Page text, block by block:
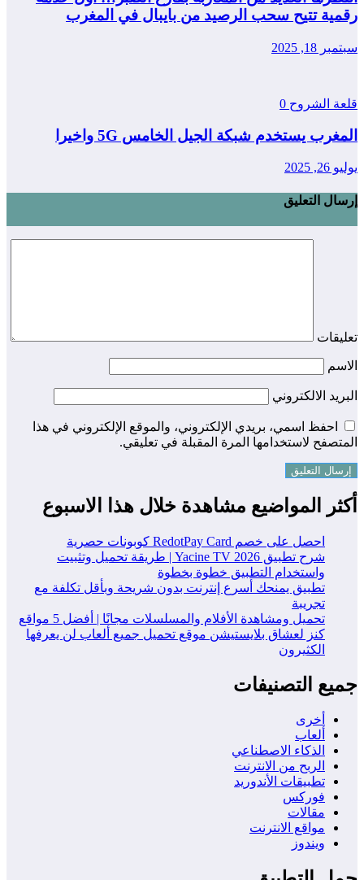
رقمية تتيح سحب الرصيد من بايبال في المغرب
سبتمبر 18, 2025
قلعة الشروح 0
المغرب يستخدم شبكة الجيل الخامس 5G واخيرا
يوليو 26, 2025
إرسال التعليق
تعليقات
الاسم
البريد الالكتروني
احفظ اسمي، بريدي الإلكتروني، والموقع الإلكتروني في هذا
المتصفح لاستخدامها المرة المقبلة في تعليقي.
أكثر المواضيع مشاهدة خلال هذا الاسبوع
احصل على خصم RedotPay Card كوبونات حصرية
شرح تطبيق Yacine TV 2026 | طريقة تحميل وتثبيت
واستخدام التطبيق خطوة بخطوة
تطبيق يمنحك أسرع إنترنت بدون شريحة وبأقل تكلفة مع
تجريبة
تحميل ومشاهدة الأفلام والمسلسلات مجانًا | أفضل 5 مواقع
كنز لعشاق بلايستيشن موقع تحميل جميع ألعاب لن يعرفها
الكثيرون
جميع التصنيفات
أخرى
ألعاب
الذكاء الاصطناعي
الربح من الانترنت
تطبيقات الأندوريد
فوركس
مقالات
مواقع الانترنت
ويندوز